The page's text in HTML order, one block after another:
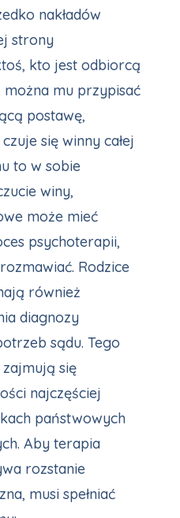
nakładów
strony
kto jest odbiorcą
mu przypisać
postawę,
się winny całej
to w sobie
winy,
może mieć
psychoterapii,
Rodzice
również
diagnozy
sądu. Tego
się
najczęściej
państwowych
Aby terapia
rozstanie
musi spełniać